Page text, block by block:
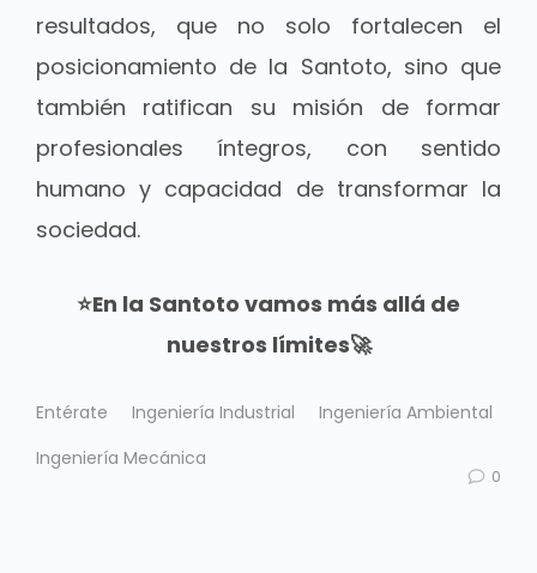
resultados, que no solo fortalecen el
posicionamiento de la Santoto, sino que
también ratifican su misión de formar
profesionales íntegros, con sentido
humano y capacidad de transformar la
sociedad.
⭐En la Santoto vamos más allá de
nuestros límites🚀
Entérate Ingeniería Industrial
Ingeniería Ambiental
Ingeniería Mecánica
0